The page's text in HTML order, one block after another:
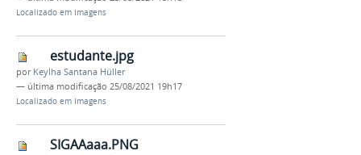
Localizado em Imagens
estudante.jpg
por Keylha Santana Hüller
— última modificação 25/08/2021 19h17
Localizado em Imagens
SIGAAaaa.PNG